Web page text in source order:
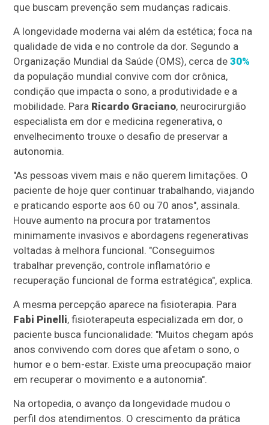
que buscam prevenção sem mudanças radicais.
A longevidade moderna vai além da estética; foca na
qualidade de vida e no controle da dor. Segundo a
Organização Mundial da Saúde (OMS), cerca de30%
da população mundial convive com dor crônica,
condição que impacta o sono, a produtividade e a
mobilidade. Para Ricardo Graciano, neurocirurgião
especialista em dor e medicina regenerativa, o
envelhecimento trouxe o desafio de preservar a
autonomia.
"As pessoas vivem mais e não querem limitações. O
paciente de hoje quer continuar trabalhando, viajando
e praticando esporte aos 60 ou 70 anos", assinala.
Houve aumento na procura por tratamentos
minimamente invasivos e abordagens regenerativas
voltadas à melhora funcional. "Conseguimos
trabalhar prevenção, controle inflamatório e
recuperação funcional de forma estratégica", explica.
A mesma percepção aparece na fisioterapia. Para
Fabi Pinelli, fisioterapeuta especializada em dor, o
paciente busca funcionalidade: "Muitos chegam após
anos convivendo com dores que afetam o sono, o
humor e o bem-estar. Existe uma preocupação maior
em recuperar o movimento e a autonomia".
Na ortopedia, o avanço da longevidade mudou o
perfil dos atendimentos. O crescimento da prática